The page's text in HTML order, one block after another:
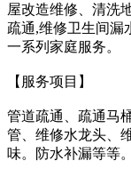
屋改造维修、清洗
疏通,维修卫生间漏
一系列家庭服务。
【服务项目】
管道疏通、疏通马
管、维修水龙头、
味。防水补漏等等。